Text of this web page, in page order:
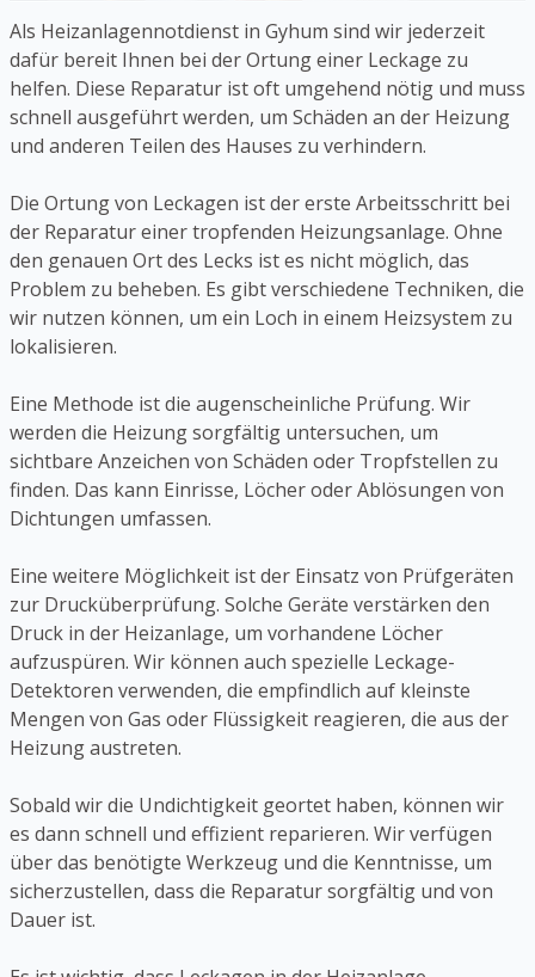
Als Heizanlagennotdienst in Gyhum sind wir jederzeit
dafür bereit Ihnen bei der Ortung einer Leckage zu
helfen. Diese Reparatur ist oft umgehend nötig und muss
schnell ausgeführt werden, um Schäden an der Heizung
und anderen Teilen des Hauses zu verhindern.
Die Ortung von Leckagen ist der erste Arbeitsschritt bei
der Reparatur einer tropfenden Heizungsanlage. Ohne
den genauen Ort des Lecks ist es nicht möglich, das
Problem zu beheben. Es gibt verschiedene Techniken, die
wir nutzen können, um ein Loch in einem Heizsystem zu
lokalisieren.
Eine Methode ist die augenscheinliche Prüfung. Wir
werden die Heizung sorgfältig untersuchen, um
sichtbare Anzeichen von Schäden oder Tropfstellen zu
finden. Das kann Einrisse, Löcher oder Ablösungen von
Dichtungen umfassen.
Eine weitere Möglichkeit ist der Einsatz von Prüfgeräten
zur Drucküberprüfung. Solche Geräte verstärken den
Druck in der Heizanlage, um vorhandene Löcher
aufzuspüren. Wir können auch spezielle Leckage-
Detektoren verwenden, die empfindlich auf kleinste
Mengen von Gas oder Flüssigkeit reagieren, die aus der
Heizung austreten.
Sobald wir die Undichtigkeit geortet haben, können wir
es dann schnell und effizient reparieren. Wir verfügen
über das benötigte Werkzeug und die Kenntnisse, um
sicherzustellen, dass die Reparatur sorgfältig und von
Dauer ist.